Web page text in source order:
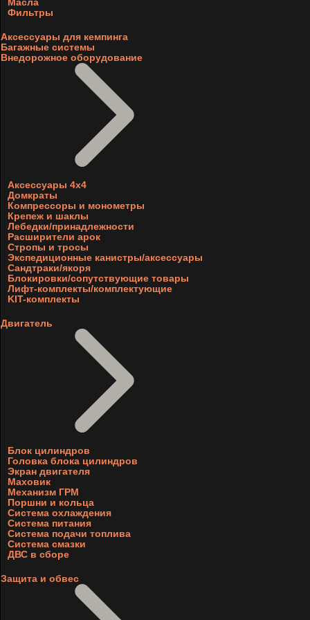
Фильтры
Аксессуары для кемпинга
Багажные системы
Внедорожное оборудование
Аксессуары 4х4
Домкраты
Компрессоры и монометры
Крепеж и шаклы
Лебедки/принадлежности
Расширители арок
Стропы и тросы
Экспедиционные канистры/аксессуары
Сандтраки/якоря
Блокировки/сопутствующие товары
Лифт-комплекты/комплектующие
KIT-комплекты
Двигатель
Блок цилиндров
Головка блока цилиндров
Экран двигателя
Маховик
Механизм ГРМ
Поршни и кольца
Система охлаждения
Система питания
Система подачи топлива
Система смазки
ДВС в сборе
Защита и обвес